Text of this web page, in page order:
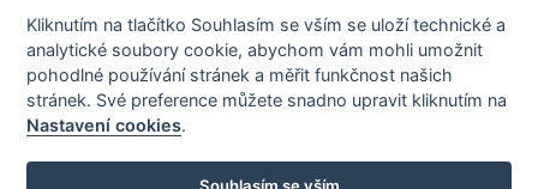
Kliknutím na tlačítko Souhlasím se vším se uloží technické a
analytické soubory cookie, abychom vám mohli umožnit
pohodlné používání stránek a měřit funkčnost našich
stránek. Své preference můžete snadno upravit kliknutím na
Nastavení cookies.